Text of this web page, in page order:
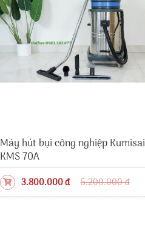
Máy hút bụi công nghiệp Kumisai
KMS 70A
3.800.000 đ 5.200.000 đ